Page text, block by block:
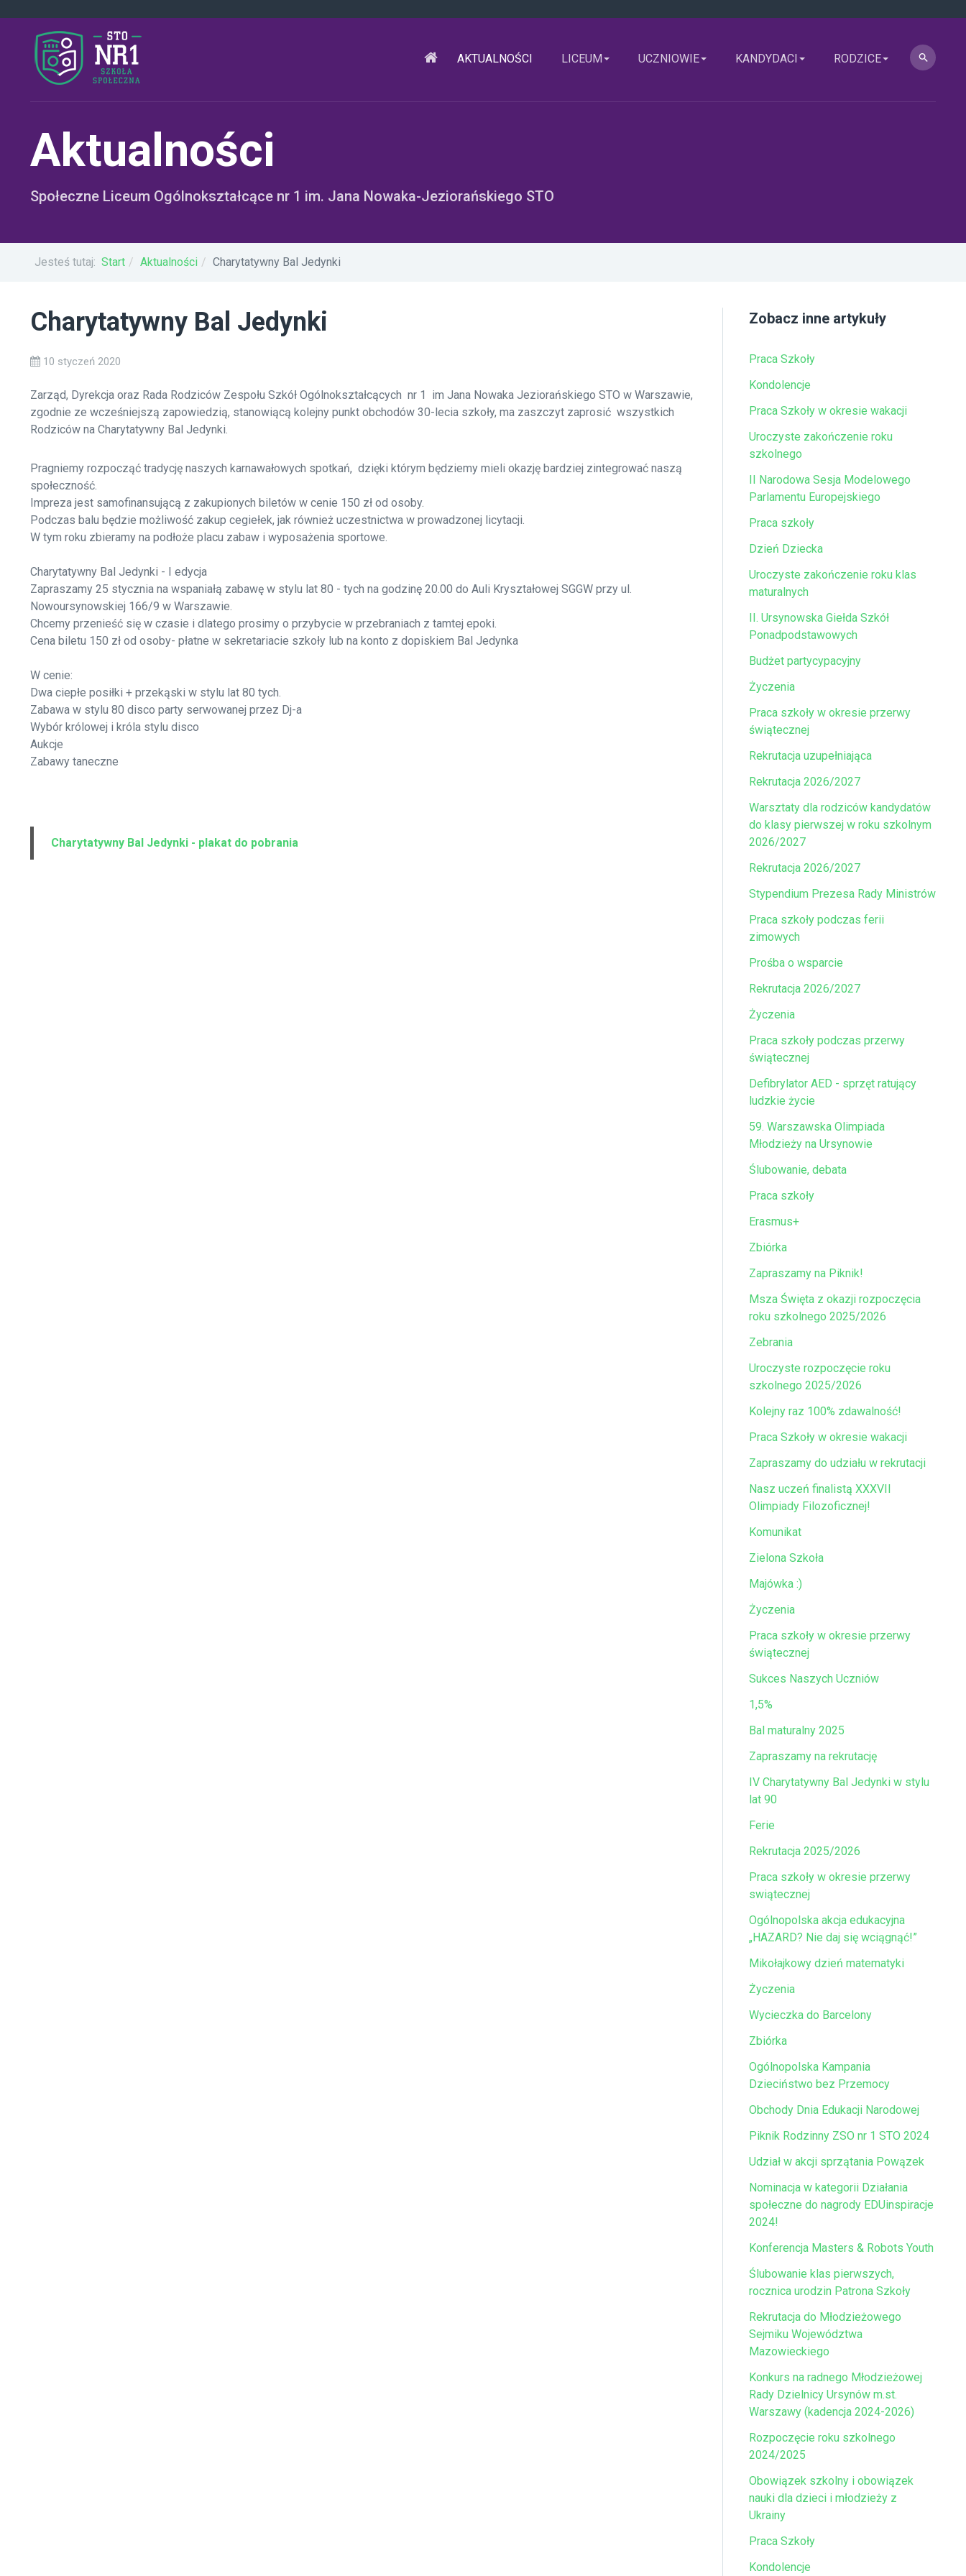
AKTUALNOŚCI LICEUM UCZNIOWIE KANDYDACI RODZICE
Aktualności
Społeczne Liceum Ogólnokształcące nr 1 im. Jana Nowaka-Jeziorańskiego STO
Jesteś tutaj: Start Aktualności Charytatywny Bal Jedynki
Charytatywny Bal Jedynki
10 styczeń 2020
Zarząd, Dyrekcja oraz Rada Rodziców Zespołu Szkół Ogólnokształcących nr 1 im Jana Nowaka Jeziorańskiego STO w Warszawie,
zgodnie ze wcześniejszą zapowiedzią, stanowiącą kolejny punkt obchodów 30-lecia szkoły, ma zaszczyt zaprosić wszystkich
Rodziców na Charytatywny Bal Jedynki.
Pragniemy rozpocząć tradycję naszych karnawałowych spotkań, dzięki którym będziemy mieli okazję bardziej zintegrować naszą
społeczność.
Impreza jest samofinansującą z zakupionych biletów w cenie 150 zł od osoby.
Podczas balu będzie możliwość zakup cegiełek, jak również uczestnictwa w prowadzonej licytacji.
W tym roku zbieramy na podłoże placu zabaw i wyposażenia sportowe.
Charytatywny Bal Jedynki - I edycja
Zapraszamy 25 stycznia na wspaniałą zabawę w stylu lat 80 - tych na godzinę 20.00 do Auli Kryształowej SGGW przy ul.
Nowoursynowskiej 166/9 w Warszawie.
Chcemy przenieść się w czasie i dlatego prosimy o przybycie w przebraniach z tamtej epoki.
Cena biletu 150 zł od osoby- płatne w sekretariacie szkoły lub na konto z dopiskiem Bal Jedynka
W cenie:
Dwa ciepłe posiłki + przekąski w stylu lat 80 tych.
Zabawa w stylu 80 disco party serwowanej przez Dj-a
Wybór królowej i króla stylu disco
Aukcje
Zabawy taneczne
Charytatywny Bal Jedynki - plakat do pobrania
Zobacz inne artykuły
Praca Szkoły
Kondolencje
Praca Szkoły w okresie wakacji
Uroczyste zakończenie roku
szkolnego
II Narodowa Sesja Modelowego
Parlamentu Europejskiego
Praca szkoły
Dzień Dziecka
Uroczyste zakończenie roku klas
maturalnych
II. Ursynowska Giełda Szkół
Ponadpodstawowych
Budżet partycypacyjny
Życzenia
Praca szkoły w okresie przerwy
świątecznej
Rekrutacja uzupełniająca
Rekrutacja 2026/2027
Warsztaty dla rodziców kandydatów
do klasy pierwszej w roku szkolnym
2026/2027
Rekrutacja 2026/2027
Stypendium Prezesa Rady Ministrów
Praca szkoły podczas ferii
zimowych
Prośba o wsparcie
Rekrutacja 2026/2027
Życzenia
Praca szkoły podczas przerwy
świątecznej
Defibrylator AED - sprzęt ratujący
ludzkie życie
59. Warszawska Olimpiada
Młodzieży na Ursynowie
Ślubowanie, debata
Praca szkoły
Erasmus+
Zbiórka
Zapraszamy na Piknik!
Msza Święta z okazji rozpoczęcia
roku szkolnego 2025/2026
Zebrania
Uroczyste rozpoczęcie roku
szkolnego 2025/2026
Kolejny raz 100% zdawalność!
Praca Szkoły w okresie wakacji
Zapraszamy do udziału w rekrutacji
Nasz uczeń finalistą XXXVII
Olimpiady Filozoficznej!
Komunikat
Zielona Szkoła
Majówka :)
Życzenia
Praca szkoły w okresie przerwy
świątecznej
Sukces Naszych Uczniów
1,5%
Bal maturalny 2025
Zapraszamy na rekrutację
IV Charytatywny Bal Jedynki w stylu
lat 90
Ferie
Rekrutacja 2025/2026
Praca szkoły w okresie przerwy
swiątecznej
Ogólnopolska akcja edukacyjna
„HAZARD? Nie daj się wciągnąć!”
Mikołajkowy dzień matematyki
Życzenia
Wycieczka do Barcelony
Zbiórka
Ogólnopolska Kampania
Dzieciństwo bez Przemocy
Obchody Dnia Edukacji Narodowej
Piknik Rodzinny ZSO nr 1 STO 2024
Udział w akcji sprzątania Powązek
Nominacja w kategorii Działania
społeczne do nagrody EDUinspiracje
2024!
Konferencja Masters & Robots Youth
Ślubowanie klas pierwszych,
rocznica urodzin Patrona Szkoły
Rekrutacja do Młodzieżowego
Sejmiku Województwa
Mazowieckiego
Konkurs na radnego Młodzieżowej
Rady Dzielnicy Ursynów m.st.
Warszawy (kadencja 2024-2026)
Rozpoczęcie roku szkolnego
2024/2025
Obowiązek szkolny i obowiązek
nauki dla dzieci i młodzieży z
Ukrainy
Praca Szkoły
Kondolencje